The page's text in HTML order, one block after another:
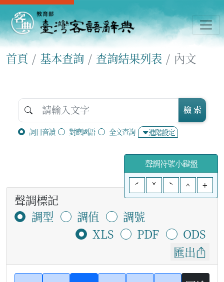
首頁 基本查詢 查詢結果列表 內文
詞目音讀 對應國語 全文查詢 進階設定
檢 索
聲調符號小鍵盤
ˊ
ˇ ˋ ^ +
聲調標記
調型
調值
調號
XLS
PDF
ODS
匯出